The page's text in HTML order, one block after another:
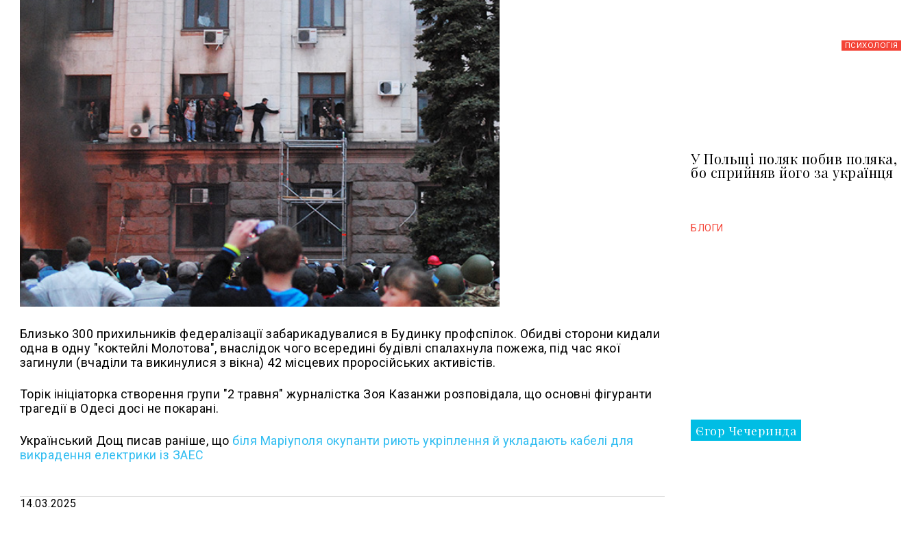
Близько 300 прихильників федералізації забарикадувалися в Будинку профспілок. Обидві сторони кидали
одна в одну "коктейлі Молотова", внаслідок чого всередині будівлі спалахнула пожежа, під час якої
загинули (вчаділи та викинулися з вікна) 42 місцевих проросійських активістів.
Торік ініціаторка створення групи "2 травня" журналістка Зоя Казанжи розповідала, що основні фігуранти
трагедії в Одесі досі не покарані.
Український Дощ писав раніше, що біля Маріуполя окупанти риють укріплення й укладають кабелі для
викрадення електрики із ЗАЕС
14.03.2025
ПСИХОЛОГІЯ
У Польщі поляк побив поляка,
бо сприйняв його за українця
БЛОГИ
Єгор Чечеринда